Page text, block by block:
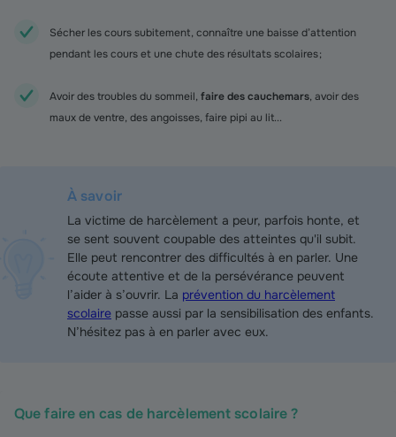
Sécher les cours subitement , connaître une baisse d’attention
pendant les cours et une chute des résultats scolaires ;
Avoir des troubles du sommeil, faire des cauchemars, avoir des
maux de ventre, des angoisses, faire pipi au lit...
À savoir
La victime de harcèlement a peur, parfois honte, et
se sent souvent coupable des atteintes qu'il subit.
Elle peut rencontrer des difficultés à en parler. Une
écoute attentive et de la persévérance peuvent
l’aider à s’ouvrir. La prévention du harcèlement
scolaire passe aussi par la sensibilisation des enfants.
N’hésitez pas à en parler avec eux.
Que faire en cas de harcèlement scolaire ?